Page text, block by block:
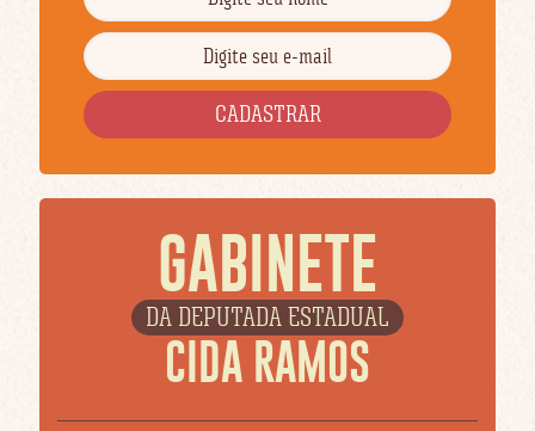
GABINETE
DA DEPUTADA ESTADUAL
CIDA RAMOS